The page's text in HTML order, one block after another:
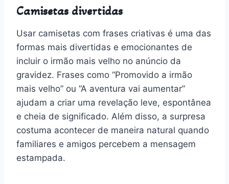
Camisetas divertidas
Usar camisetas com frases criativas é uma das
formas mais divertidas e emocionantes de
incluir o irmão mais velho no anúncio da
gravidez. Frases como “Promovido a irmão
mais velho” ou “A aventura vai aumentar”
ajudam a criar uma revelação leve, espontânea
e cheia de significado. Além disso, a surpresa
costuma acontecer de maneira natural quando
familiares e amigos percebem a mensagem
estampada.